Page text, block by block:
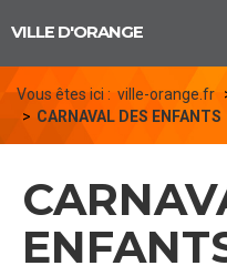
VILLE D'ORANGE
Vous êtes ici : ville-orange.fr
CARNAVAL DES ENFANTS